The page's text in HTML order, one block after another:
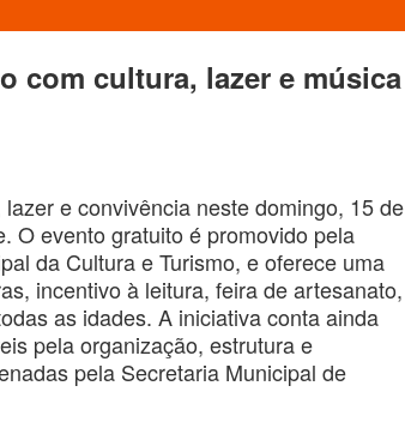
com cultura, lazer e música
e convivência neste domingo, 15 de
O evento gratuito é promovido pela
da Cultura e Turismo, e oferece uma
incentivo à leitura, feira de artesanato,
as idades. A iniciativa conta ainda
pela organização, estrutura e
pela Secretaria Municipal de